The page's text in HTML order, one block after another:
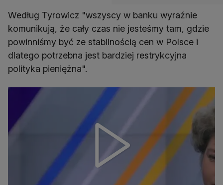
Według Tyrowicz "wszyscy w banku wyraźnie
komunikują, że cały czas nie jesteśmy tam, gdzie
powinniśmy być ze stabilnością cen w Polsce i
dlatego potrzebna jest bardziej restrykcyjna
polityka pieniężna".